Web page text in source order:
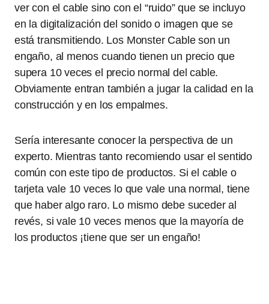
ver con el cable sino con el “ruido” que se incluyo
en la digitalización del sonido o imagen que se
está transmitiendo. Los Monster Cable son un
engaño, al menos cuando tienen un precio que
supera 10 veces el precio normal del cable.
Obviamente entran también a jugar la calidad en la
construcción y en los empalmes.
Sería interesante conocer la perspectiva de un
experto. Mientras tanto recomiendo usar el sentido
común con este tipo de productos. Si el cable o
tarjeta vale 10 veces lo que vale una normal, tiene
que haber algo raro. Lo mismo debe suceder al
revés, si vale 10 veces menos que la mayoría de
los productos ¡tiene que ser un engaño!